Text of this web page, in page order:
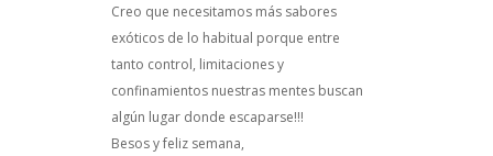
Creo que necesitamos más sabores
exóticos de lo habitual porque entre
tanto control, limitaciones y
confinamientos nuestras mentes buscan
algún lugar donde escaparse!!!
Besos y feliz semana,